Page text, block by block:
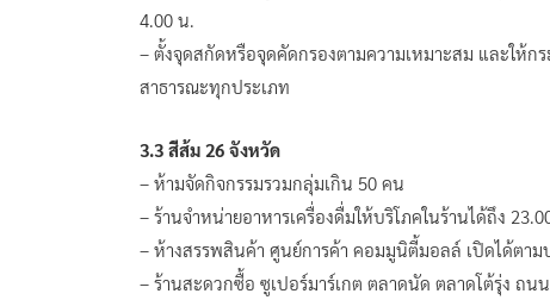
4.00 น.
– ตั้งจุดสกัดหรือจุดคัดกรองตามความเหมาะสม และให้
สาธารณะทุกประเภท
3.3 สีส้ม 26 จังหวัด
– ห้ามจัดกิจกรรมรวมกลุ่มเกิน 50 คน
– ร้านจำหน่ายอาหารเครื่องดื่มให้บริโภคในร้านได้ถึง
– ห้างสรรพสินค้า ศูนย์การค้า คอมมูนิตี้มอลล์ เปิดได้ตา
– ร้านสะดวกซื้อ ซูเปอร์มาร์เกต ตลาดนัด ตลาดโต้รุ่ง ถน